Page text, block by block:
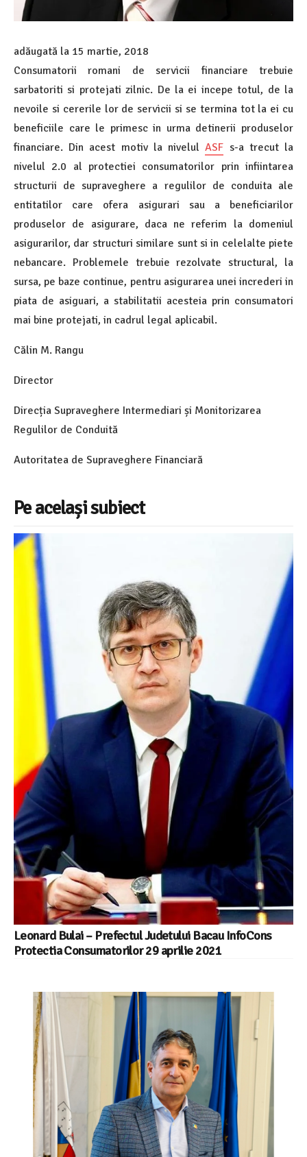
adăugată la 15 martie, 2018
Consumatorii romani de servicii financiare trebuie
sarbatoriti si protejati zilnic. De la ei incepe totul, de la
nevoile si cererile lor de servicii si se termina tot la ei cu
beneficiile care le primesc in urma detinerii produselor
financiare. Din acest motiv la nivelulASF s-a trecut la
nivelul 2.0 al protectiei consumatorilor prin infiintarea
structurii de supraveghere a regulilor de conduita ale
entitatilor care ofera asigurari sau a beneficiarilor
produselor de asigurare, daca ne referim la domeniul
asigurarilor, dar structuri similare sunt si in celelalte piete
nebancare. Problemele trebuie rezolvate structural, la
sursa, pe baze continue, pentru asigurarea unei increderi in
piata de asiguari, a stabilitatii acesteia prin consumatori
mai bine protejati, in cadrul legal aplicabil.
Călin M. Rangu
Director
Direcția Supraveghere Intermediari și Monitorizarea
Regulilor de Conduită
Autoritatea de Supraveghere Financiară
Pe același subiect
Leonard Bulai – Prefectul Judetului Bacau InfoCons
Protectia Consumatorilor 29 aprilie 2021